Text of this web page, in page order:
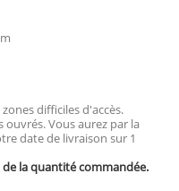
difficiles d'accès.
ouvrés. Vous aurez par la
date de livraison sur 1
la quantité commandée.